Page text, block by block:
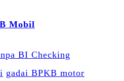
Mobil
gadai BPKB motor